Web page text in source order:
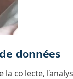
données
collecte,